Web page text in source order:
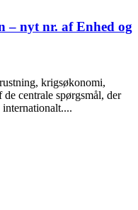
– nyt nr. af Enhed og
krigsøkonomi,
centrale spørgsmål, der